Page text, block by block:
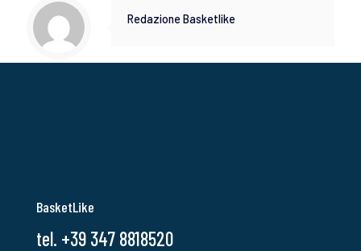
Redazione Basketlike
BasketLike
tel. +39 347 8818520